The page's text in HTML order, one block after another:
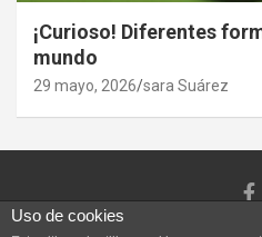
¡Curioso! Diferentes
mundo
29 mayo, 2026 sara Suárez
Uso de cookies